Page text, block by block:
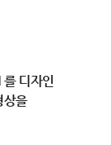
디자인
상을